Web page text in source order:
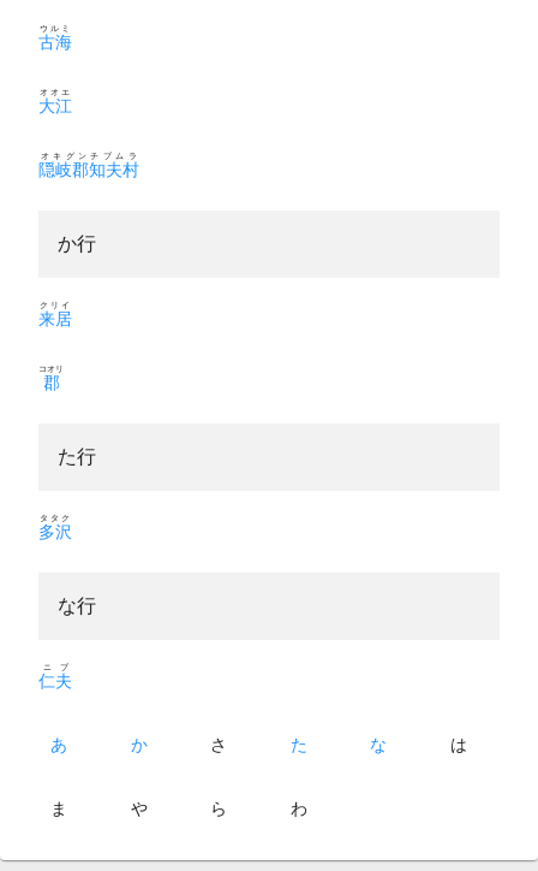
古海
ウルミ
大江
オオエ
隠岐郡知夫村
オキグンチブムラ
か行
来居
クリイ
郡
コオリ
た行
多沢
タタク
な行
仁夫
ニブ
あ か さ た な は
ま や ら わ